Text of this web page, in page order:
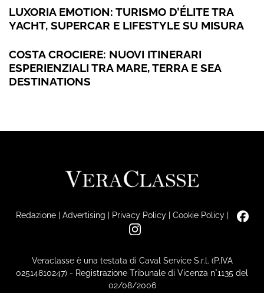
LUXORIA EMOTION: TURISMO D’ÉLITE TRA
YACHT, SUPERCAR E LIFESTYLE SU MISURA
COSTA CROCIERE: NUOVI ITINERARI
ESPERIENZIALI TRA MARE, TERRA E SEA
DESTINATIONS
Redazione| Advertising Privacy Policy| Cookie Policy|
Veraclasse è una testata di Caval Service S.r.l. (P.IVA
02514810247) - Registrazione Tribunale di Vicenza n°1135 del
02/08/2006